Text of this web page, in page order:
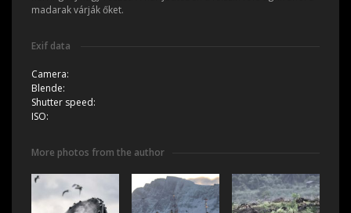
madarak várják őket.
Exif data
Camera:
Blende:
Shutter speed:
ISO:
More photos from the author